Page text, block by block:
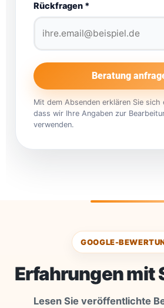
Rückfragen *
Beratung
Mit dem Absenden erklären Sie sich
dass wir Ihre Angaben zur
verwenden.
GOOGLE-
Erfahrungen mit
Lesen Sie veröffentlichte